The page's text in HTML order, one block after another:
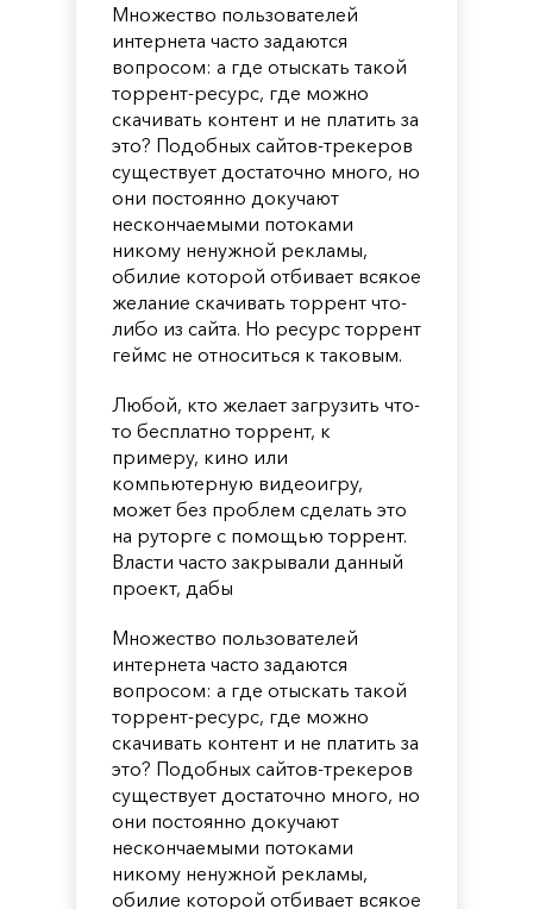
Множество пользователей
интернета часто задаются
вопросом: а где отыскать такой
торрент-ресурс, где можно
скачивать контент и не платить за
это? Подобных сайтов-трекеров
существует достаточно много, но
они постоянно докучают
нескончаемыми потоками
никому ненужной рекламы,
обилие которой отбивает всякое
желание скачивать торрент что-
либо из сайта. Но ресурс торрент
геймс не относиться к таковым.
Любой, кто желает загрузить что-
то бесплатно торрент, к
примеру, кино или
компьютерную видеоигру,
может без проблем сделать это
на руторге с помощью торрент.
Власти часто закрывали данный
проект, дабы
Множество пользователей
интернета часто задаются
вопросом: а где отыскать такой
торрент-ресурс, где можно
скачивать контент и не платить за
это? Подобных сайтов-трекеров
существует достаточно много, но
они постоянно докучают
нескончаемыми потоками
никому ненужной рекламы,
обилие которой отбивает всякое